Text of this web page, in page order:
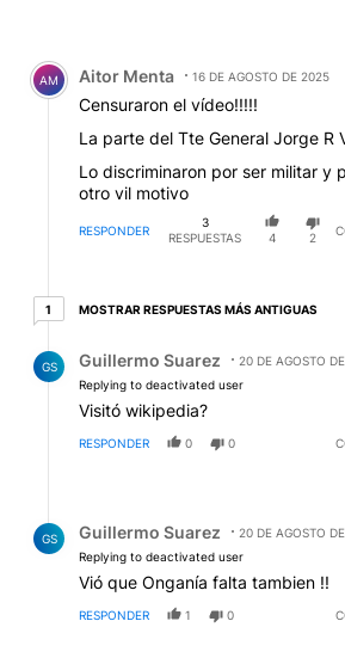
Comentario de Aitor Menta.
AM Aitor Menta 16 DE AGOSTO DE 2025
Censuraron el vídeo!!!!!
La parte del Tte General Jorge R
Lo discriminaron por ser militar y
otro vil motivo
RESPONDER
3
RESPUESTAS
4 2
11 respuesta más antiguas
MOSTRAR RESPUESTAS MÁS ANTIGUAS
GS Guillermo Suarez
20 DE AGOSTO
Replying to deactivated user
Visitó wikipedia?
RESPONDER 0 0
GS Guillermo Suarez
20 DE AGOSTO
Replying to deactivated user
Vió que Onganía falta tambien !!
RESPONDER 1 0